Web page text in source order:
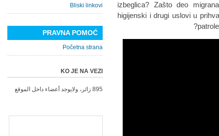
izbeglica? Zašto deo
higijenski i drugi uslovi u
Bliski linkovi
PRAVNA POMOĆ
Početna strana
KO JE NA VEZI
895 زائر، ولايوجد أعضاء داخل الموقع